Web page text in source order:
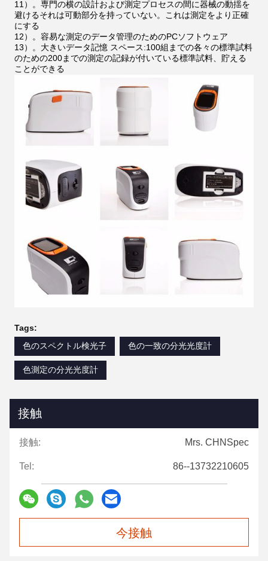
11）。専門の横の設計および測定プロセスの間に器械の動揺を
避けるそれは可動部分を持っていない。これは測定をより正確
にする
12）。容易な測定のデータ管理のためのPCソフトウェア
13）。大きいデータ記憶 スペース:100組までの各々の標準試料
のための200までの測定の記録が付いている標準試料、貯える
ことができる
Tags:
色のスペクトル検光子
色の一致の分光光度計
色測定の分光光度計
接触
接触: Mrs. CHNSpec
Tel: 86--13732210605
今接触